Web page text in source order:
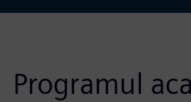
Programul